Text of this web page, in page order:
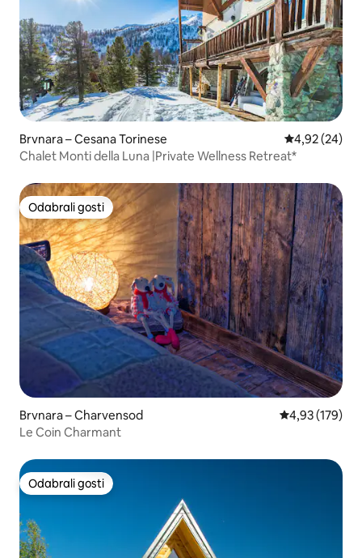
Brvnara – Cesana Torinese Prosječna
4,92 (24)
Chalet Monti della Luna |Private Wellness Retreat*
Odabrali gosti
Odabrali gosti
Brvnara – Charvensod Prosječna
4,93 (179)
Le Coin Charmant
Odabrali gosti
Odabrali gosti